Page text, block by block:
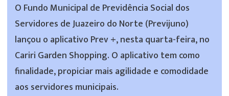
O Fundo Municipal de Previdência Social dos
Servidores de Juazeiro do Norte (Previjuno)
lançou o aplicativo Prev +, nesta quarta-feira, no
Cariri Garden Shopping. O aplicativo tem como
finalidade, propiciar mais agilidade e comodidade
aos servidores municipais.